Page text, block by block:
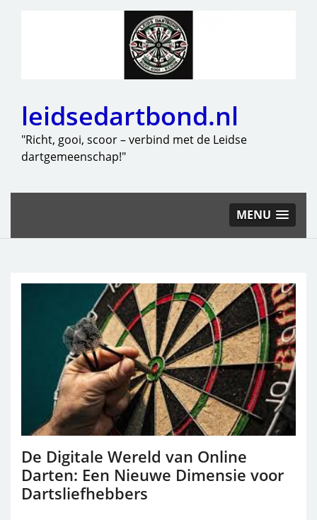
leidsedartbond.nl
"Richt, gooi, scoor – verbind met de Leidse
dartgemeenschap!"
MENU
De Digitale Wereld van Online
Darten: Een Nieuwe Dimensie voor
Dartsliefhebbers